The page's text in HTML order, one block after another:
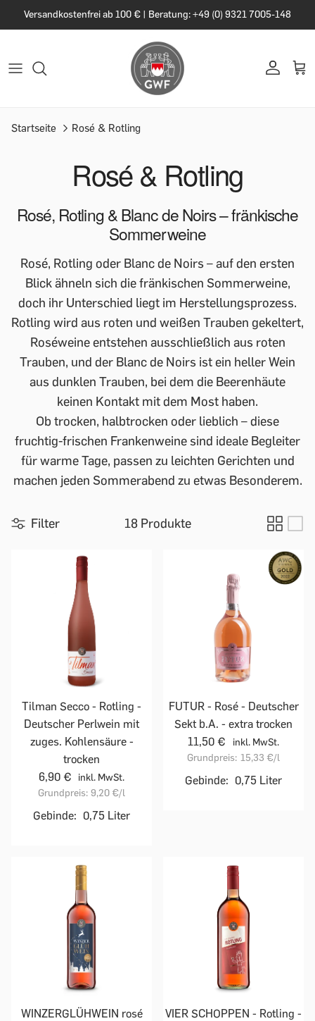
Versandkostenfrei ab 100 € | Beratung: +49 (0) 9321 7005-148
Startseite Rosé & Rotling
Rosé & Rotling
Rosé, Rotling & Blanc de Noirs – fränkische
Sommerweine
Rosé, Rotling oder Blanc de Noirs – auf den ersten
Blick ähneln sich die fränkischen Sommerweine,
doch ihr Unterschied liegt im Herstellungsprozess.
Rotling wird aus roten und weißen Trauben gekeltert,
Roséweine entstehen ausschließlich aus roten
Trauben, und der Blanc de Noirs ist ein heller Wein
aus dunklen Trauben, bei dem die Beerenhäute
keinen Kontakt mit dem Most haben.
Ob trocken, halbtrocken oder lieblich – diese
fruchtig-frischen Frankenweine sind ideale Begleiter
für warme Tage, passen zu leichten Gerichten und
machen jeden Sommerabend zu etwas Besonderem.
Filter 18 Produkte
Tilman Secco - Rotling -
Deutscher Perlwein mit
zuges. Kohlensäure -
trocken
6,90 €
inkl. MwSt.
Grundpreis: 9,20 €/l
Gebinde: 0,75 Liter
FUTUR - Rosé - Deutscher
Sekt b.A. - extra trocken
11,50 €
inkl. MwSt.
Grundpreis: 15,33 €/l
Gebinde: 0,75 Liter
WINZERGLÜHWEIN rosé
VIER SCHOPPEN - Rotling -